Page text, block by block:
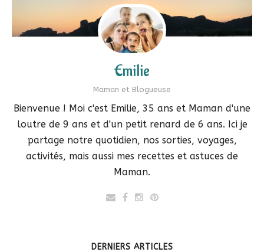
Emilie
Maman et Blogueuse
Bienvenue ! Moi c'est Emilie, 35 ans et Maman d'une
loutre de 9 ans et d'un petit renard de 6 ans. Ici je
partage notre quotidien, nos sorties, voyages,
activités, mais aussi mes recettes et astuces de
Maman.
DERNIERS ARTICLES